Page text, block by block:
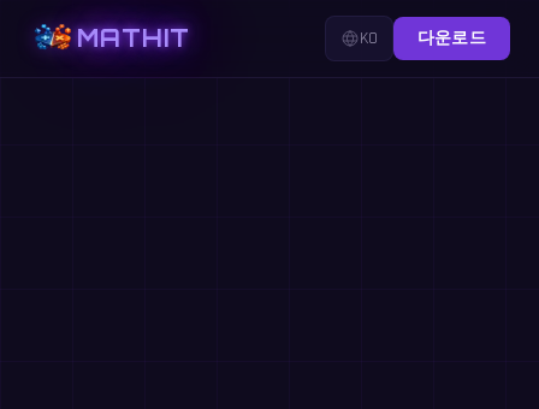
MATHIT KO 다운로드